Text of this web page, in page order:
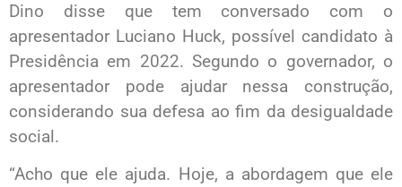
Dino disse que tem conversado com o
apresentador Luciano Huck, possível candidato à
Presidência em 2022. Segundo o governador, o
apresentador pode ajudar nessa construção,
considerando sua defesa ao fim da desigualdade
social.
“Acho que ele ajuda. Hoje, a abordagem que ele